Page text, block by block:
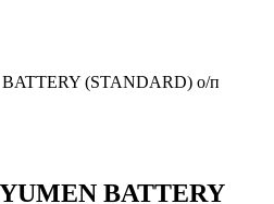
(STANDARD) о/п
BATTERY